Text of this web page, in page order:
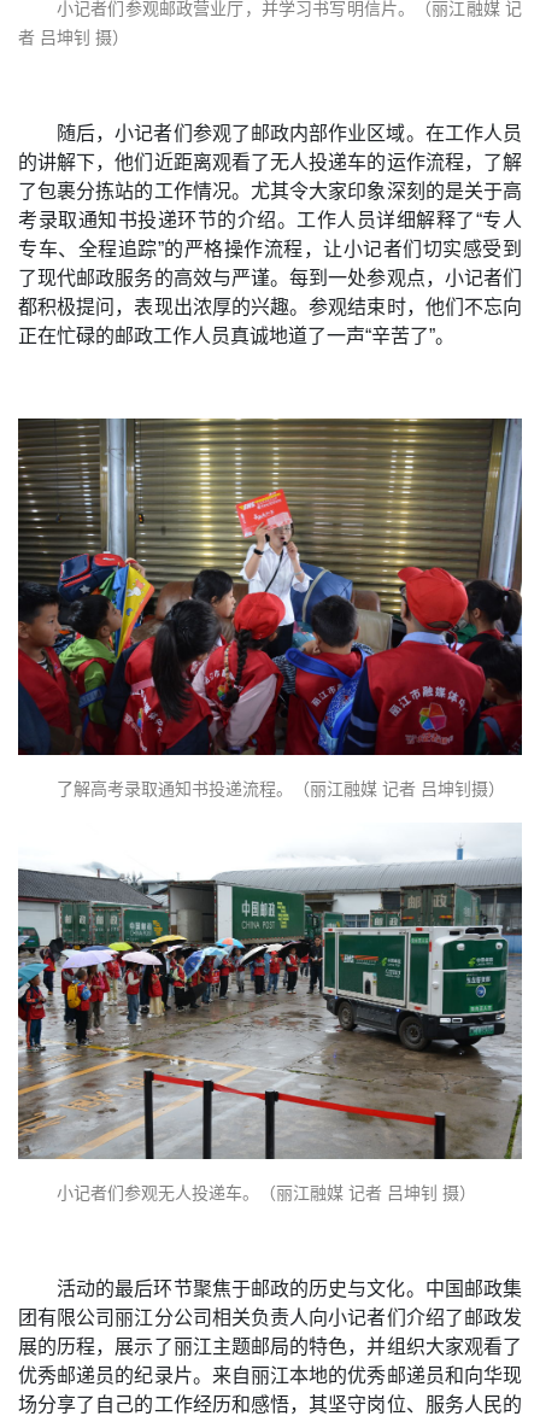
小记者们参观邮政营业厅，并学习书写明信片。（丽江融媒 记
者 吕坤钊 摄）
随后，小记者们 参观了 邮政内部作业区域。在工作人员
的讲解下，他们近距离观看了无人投递车的运作流程，了解
了包裹分拣站的工作情况。尤其令大家印象深刻的是关于高
考录取通知书投递环节的介绍。工作人员详细解释了“专人
专车、全程追踪”的严格操作流程，让小记者们切实感受到
了现代邮政服务的高效与严谨。每到一处参观点，小记者们
都积极提问，表现出浓厚的兴趣。参观结束时，他们不忘向
正在忙碌的邮政工作人员真诚地道了一声“辛苦了”。
了解高考录取通知书投递流程。（丽江融媒 记者 吕坤钊摄）
小记者们参观无人投递车。（丽江融媒 记者 吕坤钊 摄）
活动的最后环节聚焦于邮政的历史与文化。中国邮政集
团有限公司丽江分公司相关负责人向小记者们介绍了邮政发
展的历程，展示了丽江主题邮局的特色，并组织大家观看了
优秀邮递员的纪录片。来自丽江本地的优秀邮递员和向华现
场分享了自己的工作经历和感悟，其坚守岗位、服务人民的